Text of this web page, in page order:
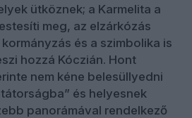
ütköznek; a Karmelita a
meg, az elzárkózás
és a szimbolika is
hozzá Kóczián. Hont
nem kéne belesüllyedni
és helyesnek
panorámával rendelkező